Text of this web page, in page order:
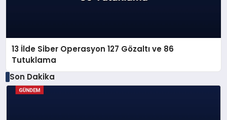
13 İlde Siber Operasyon 127 Gözaltı ve 86
Tutuklama
Son Dakika